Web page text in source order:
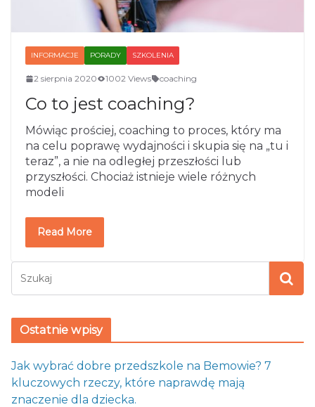
INFORMACJE PORADY SZKOLENIA
2 sierpnia 2020 1002 Views coaching
Co to jest coaching?
Mówiąc prościej, coaching to proces, który ma
na celu poprawę wydajności i skupia się na „tu i
teraz”, a nie na odległej przeszłości lub
przyszłości. Chociaż istnieje wiele różnych
modeli
Read More
Ostatnie wpisy
Jak wybrać dobre przedszkole na Bemowie? 7
kluczowych rzeczy, które naprawdę mają
znaczenie dla dziecka.